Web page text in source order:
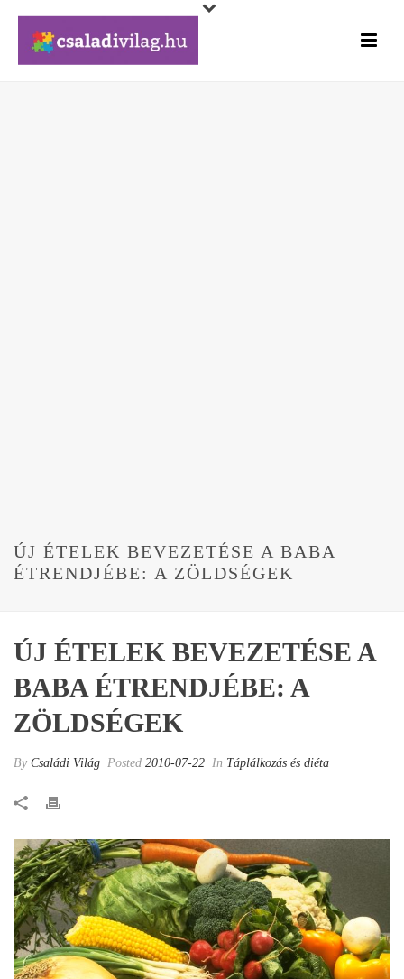
ÚJ ÉTELEK BEVEZETÉSE A BABA
ÉTRENDJÉBE: A ZÖLDSÉGEK
ÚJ ÉTELEK BEVEZETÉSE A
BABA ÉTRENDJÉBE: A
ZÖLDSÉGEK
By Családi Világ Posted 2010-07-22 In Táplálkozás és diéta